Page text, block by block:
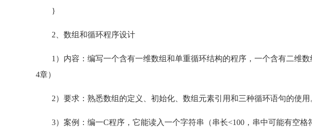
}
2、数组和循环程序设计
1）内容：编写一个含有一维数组和单重循环结构的程序，一个含有二维数
4章）
2）要求：熟悉数组的定义、初始化、数组元素引用和三种循环语句的使用
3）案例：编一C程序，它能读入一个字符串（串长<100，串中可能有空格